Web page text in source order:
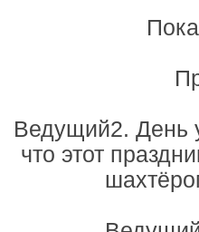
Ведущий2. День
что этот